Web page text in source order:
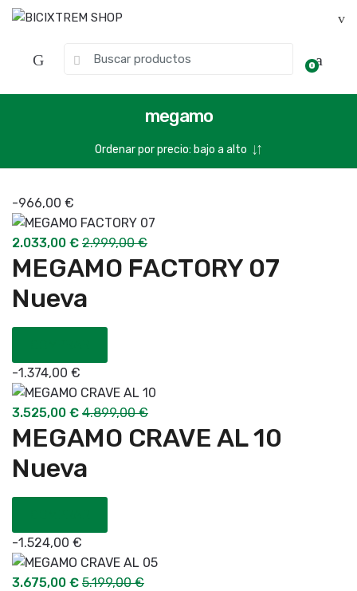
0
megamo
-966,00 €
2.033,00 € 2.999,00€
MEGAMO FACTORY 07
Nueva
-1.374,00 €
3.525,00 € 4.899,00€
MEGAMO CRAVE AL 10
Nueva
-1.524,00 €
3.675,00 € 5.199,00€